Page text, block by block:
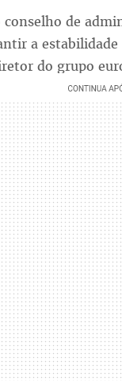
de
a
do grupo